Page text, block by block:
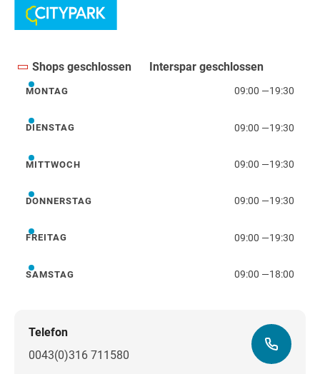
Shops geschlossen Interspar geschlossen
Montag
MONTAG 09:00 —19:30
Dienstag
DIENSTAG 09:00 —19:30
Mittwoch
MITTWOCH 09:00 —19:30
Donnerstag
DONNERSTAG 09:00 —19:30
Freitag
FREITAG 09:00 —19:30
Samstag
SAMSTAG 09:00 —18:00
Telefon
0043(0)316 711580